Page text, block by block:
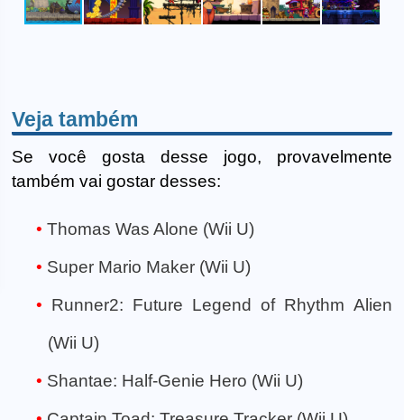
Veja também
Se você gosta desse jogo, provavelmente
também vai gostar desses:
Thomas Was Alone (Wii U)
Super Mario Maker (Wii U)
Runner2: Future Legend of Rhythm Alien
(Wii U)
Shantae: Half-Genie Hero (Wii U)